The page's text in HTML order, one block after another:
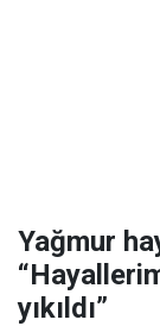
Yağmur
yıkıldı”